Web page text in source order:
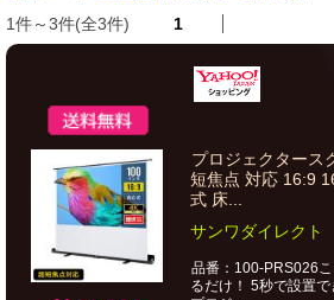
1件～3件(全3件) 1
プロジェクタース
短焦点 対応 16:9
式 床...
サンワダイレクト
品番：100-PRS026
るだけ！ 5秒で設置